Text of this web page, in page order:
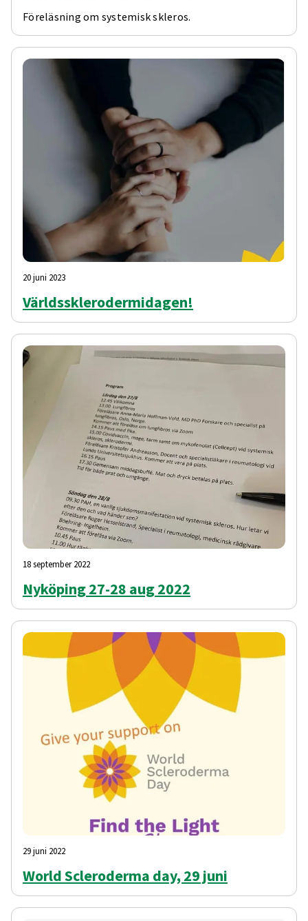
Föreläsning om systemisk skleros.
20 juni 2023
Världssklerodermidagen!
18 september 2022
Nyköping 27-28 aug 2022
29 juni 2022
World Scleroderma day, 29 juni